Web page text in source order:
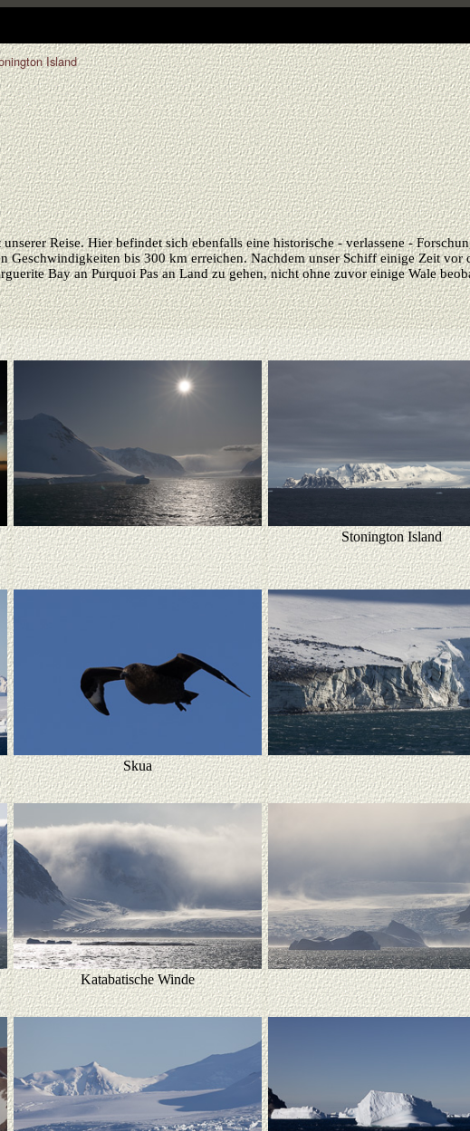
Island
Reise. Hier befindet sich ebenfalls eine historische - verlassene -
Geschwindigkeiten bis 300 km erreichen. Nachdem unser Schiff einige Zeit
Bay an Purquoi Pas an Land zu gehen, nicht ohne zuvor einige Wale
Stonington Island
Skua
Katabatische Winde